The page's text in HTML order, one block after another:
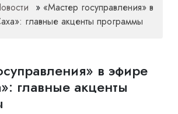
»«Мастер госуправления» в
главные акценты программы
в эфире
главные акценты